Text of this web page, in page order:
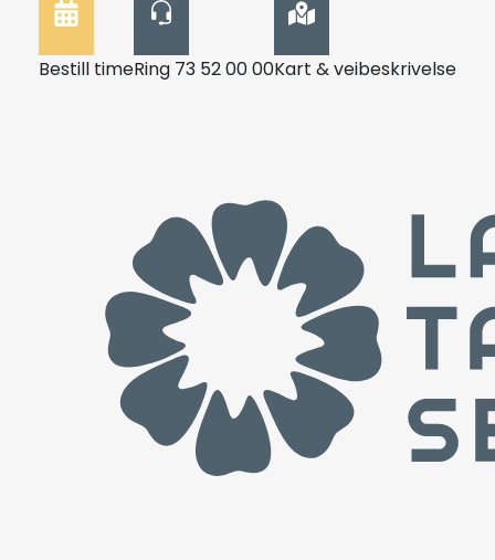
Bestill timeRing 73 52 00 00Kart & veibeskrivelse